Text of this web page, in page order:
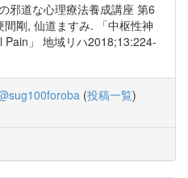
邪道な心理療法養成講座 第6
間剛, 仙道ますみ. 「中枢性神
」 地域リハ2018;13:224-
(投稿一覧)